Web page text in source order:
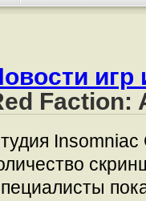
игр
Faction: